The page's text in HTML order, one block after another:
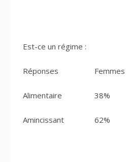
Est-ce un régime :
Réponses Femmes
Alimentaire 38%
Amincissant 62%